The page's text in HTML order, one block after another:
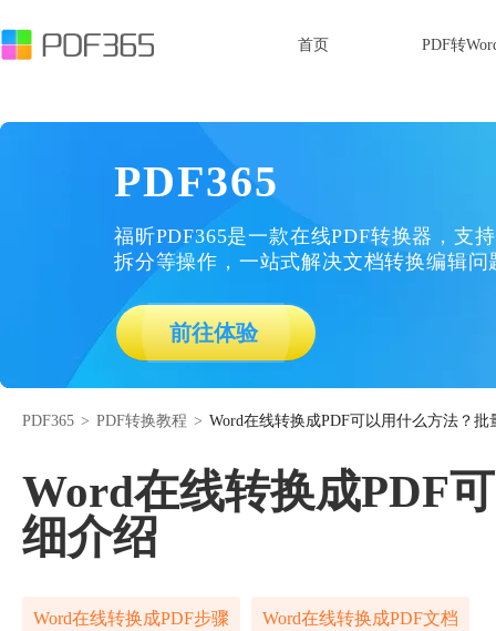
首页 PDF转
PDF365
福昕PDF365是一款在线PDF转换器，支
拆分等操作，一站式解决文档转换编辑问
前往体验
PDF365 > PDF转换教程 > Word在线转换成PDF可以用什么方法？批
Word在线转换成PDF
细介绍
Word在线转换成PDF步骤 Word在线转换成PDF文档